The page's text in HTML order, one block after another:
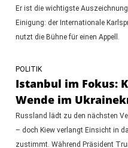
Er ist die wichtigste
Einigung: der Internationale
nutzt die Bühne für einen Appell.
POLITIK
Istanbul im Fokus:
Wende im
Russland lädt zu den nächsten
– doch Kiew verlangt Einsicht in
zustimmt. Während Präsident